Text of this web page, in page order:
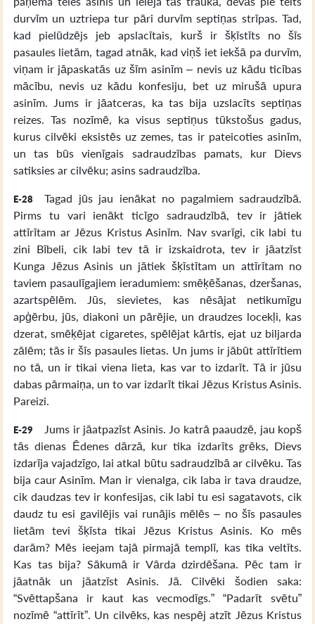
durvīm un uztriepa tur pāri durvīm septiņas strīpas. Tad,
kad pielūdzējs jeb apslacītais, kurš ir šķīstīts no šīs
pasaules lietām, tagad atnāk, kad viņš iet iekšā pa durvīm,
viņam ir jāpaskatās uz šīm asinīm – nevis uz kādu ticības
mācību, nevis uz kādu konfesiju, bet uz mirušā upura
asinīm. Jums ir jāatceras, ka tas bija uzslacīts septiņas
reizes. Tas nozīmē, ka visus septiņus tūkstošus gadus,
kurus cilvēki eksistēs uz zemes, tas ir pateicoties asinīm,
un tas būs vienīgais sadraudzības pamats, kur Dievs
satiksies ar cilvēku; asins sadraudzība.
E-28
Tagad jūs jau ienākat no pagalmiem sadraudzībā.
Pirms tu vari ienākt ticīgo sadraudzībā, tev ir jātiek
attīrītam ar Jēzus Kristus Asinīm. Nav svarīgi, cik labi tu
zini Bībeli, cik labi tev tā ir izskaidrota, tev ir jāatzīst
Kunga Jēzus Asinis un jātiek šķīstītam un attīrītam no
taviem pasaulīgajiem ieradumiem: smēķēšanas, dzeršanas,
azartspēlēm. Jūs, sievietes, kas nēsājat netikumīgu
apģērbu, jūs, diakoni un pārējie, un draudzes locekļi, kas
dzerat, smēķējat cigaretes, spēlējat kārtis, ejat uz biljarda
zālēm; tās ir šīs pasaules lietas. Un jums ir jābūt attīrītiem
no tā, un ir tikai viena lieta, kas var to izdarīt. Tā ir jūsu
dabas pārmaiņa, un to var izdarīt tikai Jēzus Kristus Asinis.
Pareizi.
E-29
Jums ir jāatpazīst Asinis. Jo katrā paaudzē, jau kopš
tās dienas Ēdenes dārzā, kur tika izdarīts grēks, Dievs
izdarīja vajadzīgo, lai atkal būtu sadraudzībā ar cilvēku. Tas
bija caur Asinīm. Man ir vienalga, cik laba ir tava draudze,
cik daudzas tev ir konfesijas, cik labi tu esi sagatavots, cik
daudz tu esi gavilējis vai runājis mēlēs – no šīs pasaules
lietām tevi šķīsta tikai Jēzus Kristus Asinis. Ko mēs
darām? Mēs ieejam tajā pirmajā templī, kas tika veltīts.
Kas tas bija? Sākumā ir Vārda dzirdēšana. Pēc tam ir
jāatnāk un jāatzīst Asinis. Jā. Cilvēki šodien saka:
“Svēttapšana ir kaut kas vecmodīgs.” “Padarīt svētu”
nozīmē “attīrīt”. Un cilvēks, kas nespēj atzīt Jēzus Kristus